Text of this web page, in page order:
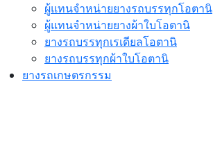
ผู้แทนจำหน่ายยางรถบรรทุกโอตานิ
ผู้แทนจำหน่ายยางผ้าใบโอตานิ
ยางรถบรรทุกเรเดียลโอตานิ
ยางรถบรรทุกผ้าใบโอตานิ
ยางรถเกษตรกรรม